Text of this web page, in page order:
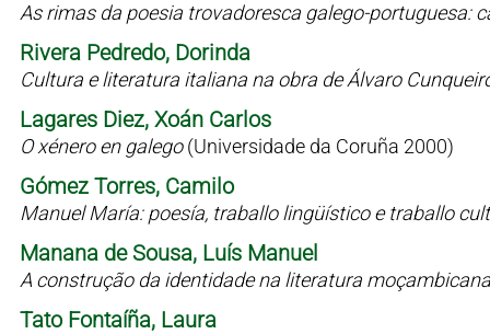
As rimas da poesia trovadoresca galego-portuguesa:
Rivera Pedredo, Dorinda
Cultura e literatura italiana na obra de Álvaro
Lagares Diez, Xoán Carlos
O xénero en galego(Universidade da Coruña 2000)
Gómez Torres, Camilo
Manuel María: poesía, traballo lingüístico e traballo
Manana de Sousa, Luís Manuel
A construção da identidade na literatura
Tato Fontaíña, Laura